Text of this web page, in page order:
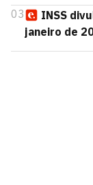
03
INSS
janeiro de